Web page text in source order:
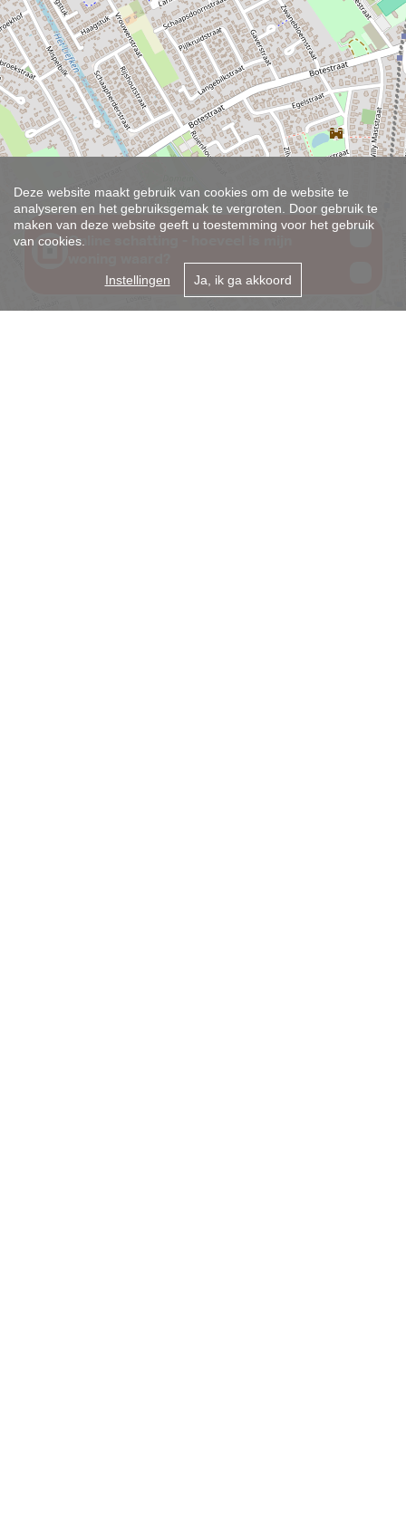
Deze website maakt gebruik van cookies om de website te
analyseren en het gebruiksgemak te vergroten. Door gebruik te
maken van deze website geeft u toestemming voor het gebruik
van cookies.
Instellingen Ja, ik ga akkoord